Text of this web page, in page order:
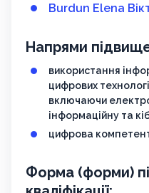
Burdun Elena
Напрями
використання
цифрових
включаючи
інформаційну та
цифрова
Форма (форми)